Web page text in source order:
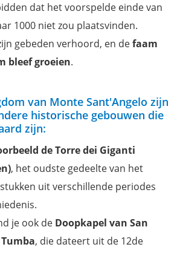
dat het voorspelde einde van
1000 niet zou plaatsvinden.
gebeden verhoord, en defaam
bleef groeien.
van Monte Sant'Angelo zijn
historische gebouwen die
zijn:
de Torre dei Giganti
, het oudste gedeelte van het
uit verschillende periodes
je ook de Doopkapel van San
, die dateert uit de 12de